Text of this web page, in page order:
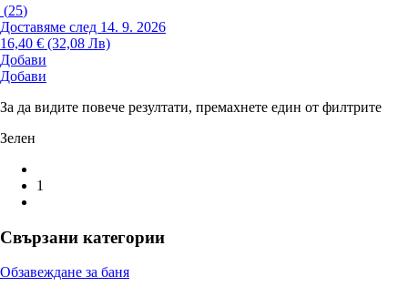
(25)
Доставяме след 14. 9. 2026
16,40 € (32,08 Лв)
Добави
Добави
За да видите повече резултати, премахнете един от филтрите
Зелен
1
Свързани категории
Обзавеждане за баня